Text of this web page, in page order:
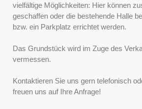
vielfältige Möglichkeiten: Hier können
geschaffen oder die bestehende Halle
bzw. ein Parkplatz errichtet werden.
Das Grundstück wird im Zuge des
vermessen.
Kontaktieren Sie uns gern telefonisch
freuen uns auf Ihre Anfrage!